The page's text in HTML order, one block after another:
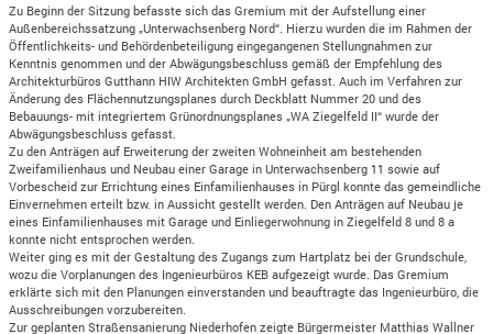
Zu Beginn der Sitzung befasste sich das Gremium mit der Aufstellung einer
Außenbereichssatzung „Unterwachsenberg Nord“. Hierzu wurden die im Rahmen der
Öffentlichkeits- und Behördenbeteiligung eingegangenen Stellungnahmen zur
Kenntnis genommen und der Abwägungsbeschluss gemäß der Empfehlung des
Architekturbüros Gutthann HIW Architekten GmbH gefasst. Auch im Verfahren zur
Änderung des Flächennutzungsplanes durch Deckblatt Nummer 20 und des
Bebauungs- mit integriertem Grünordnungsplanes „WA Ziegelfeld II“ wurde der
Abwägungsbeschluss gefasst.
Zu den Anträgen auf Erweiterung der zweiten Wohneinheit am bestehenden
Zweifamilienhaus und Neubau einer Garage in Unterwachsenberg 11 sowie auf
Vorbescheid zur Errichtung eines Einfamilienhauses in Pürgl konnte das gemeindliche
Einvernehmen erteilt bzw. in Aussicht gestellt werden. Den Anträgen auf Neubau je
eines Einfamilienhauses mit Garage und Einliegerwohnung in Ziegelfeld 8 und 8 a
konnte nicht entsprochen werden.
Weiter ging es mit der Gestaltung des Zugangs zum Hartplatz bei der Grundschule,
wozu die Vorplanungen des Ingenieurbüros KEB aufgezeigt wurde. Das Gremium
erklärte sich mit den Planungen einverstanden und beauftragte das Ingenieurbüro, die
Ausschreibungen vorzubereiten.
Zur geplanten Straßensanierung Niederhofen zeigte Bürgermeister Matthias Wallner